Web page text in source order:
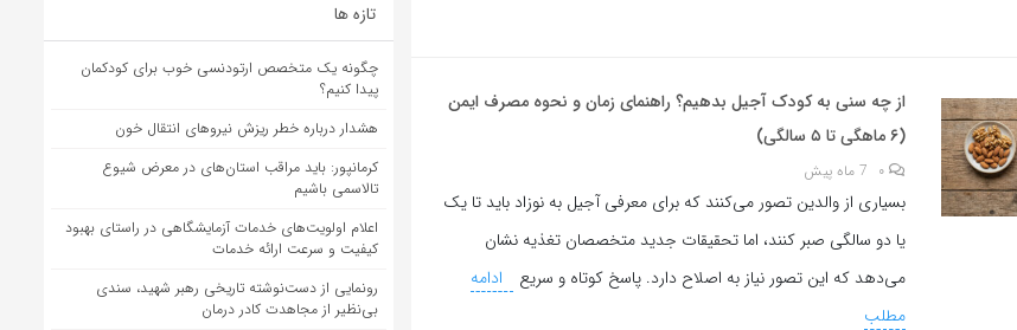
از چه سنی به کودک آجیل بدهیم؟ راهنمای زمان و نحوه مصرف ایمن
(۶ ماهگی تا ۵ سالگی)
۰ 7 ماه پیش
بسیاری از والدین تصور می‌کنند که برای معرفی آجیل به نوزاد باید تا یک
یا دو سالگی صبر کنند، اما تحقیقات جدید متخصصان تغذیه نشان
می‌دهد که این تصور نیاز به اصلاح دارد. پاسخ کوتاه و سریع
ادامه
مطلب
تازه ها
چگونه یک متخصص ارتودنسی خوب برای کودکمان
پیدا کنیم؟
هشدار درباره خطر ریزش نیروهای انتقال خون
کرمانپور: باید مراقب استان‌های در معرض شیوع
تالاسمی باشیم
اعلام اولویت‌های خدمات آزمایشگاهی در راستای بهبود
کیفیت و سرعت ارائه خدمات
رونمایی از دست‌نوشته تاریخی رهبر شهید، سندی
بی‌نظیر از مجاهدت کادر درمان